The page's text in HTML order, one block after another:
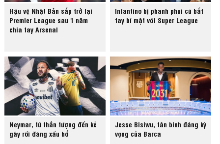
Hậu vệ Nhật Bản sắp trở lại
Premier League sau 1 năm
chia tay Arsenal
Infantino bị phanh phui cú bắt
tay bí mật với Super League
Neymar, từ thần tượng đến kẻ
gây rối đáng xấu hổ
Jesse Bisiwu, tân binh đáng kỳ
vọng của Barca